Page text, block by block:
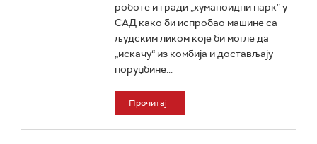
роботе и гради „хуманоидни парк“ у
САД како би испробао машине са
људским ликом које би могле да
„искачу“ из комбија и достављају
поруџбине...
Прочитај